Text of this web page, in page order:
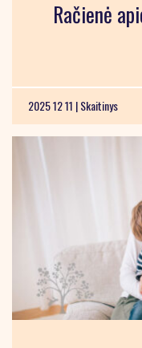
Račienė
2025 12 11 |Skaitinys